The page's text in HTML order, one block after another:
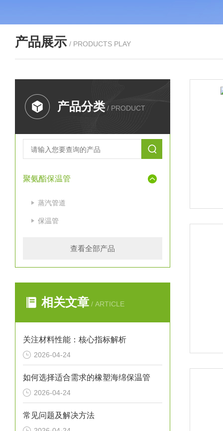
产品展示 / PRODUCTS PLAY
产品分类 / PRODUCT
聚氨酯保温管
蒸汽管道
保温管
查看全部产品
相关文章 / ARTICLE
关注材料性能：核心指标解析
2026-04-24
如何选择适合需求的橡塑海绵保温管
2026-04-24
常见问题及解决方法